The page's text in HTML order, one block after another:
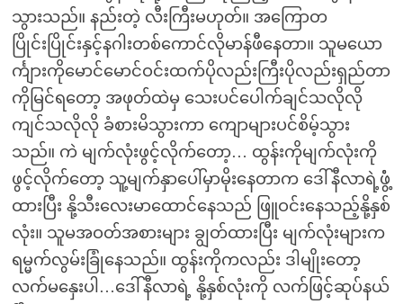
သွားသည်။ နည်းတဲ့ လီးကြီးမဟုတ်။ အကြောတ
ပြိုင်းပြိုင်းနှင့်နဂါးတစ်ကောင်လိုမာန်ဖီနေတာ။ သူမယော
င်္ကျားကိုမောင်မောင်ဝင်းထက်ပိုလည်းကြီးပိုလည်းရှည်တာ
ကိုမြင်ရတော့ အဖုတ်ထဲမှ သေးပင်ပေါက်ချင်သလိုလို
ကျင်သလိုလို ခံစားမိသွားကာ ကျောများပင်စိမ့်သွား
သည်။ ကဲ မျက်လုံးဖွင့်လိုက်တော့… ထွန်းကိုမျက်လုံးကို
ဖွင့်လိုက်တော့ သူ့မျက်နှာပေါ်မှာမိုးနေတာက ဒေါ်နီလာရဲ့ဖွံံ့
ထားပြီး နို့သီးလေးမာထောင်နေသည် ဖြူဝင်းနေသည့်နို့နှစ်
လုံး။ သူမအဝတ်အစားများ ချွတ်ထားပြီး မျက်လုံးများက
ရမ္မက်လွမ်းခြုံနေသည်။ ထွန်းကိုကလည်း ဒါမျိုးတော့
လက်မနှေးပါ…ဒေါ်နီလာရဲ့ နို့နှစ်လုံးကို လက်ဖြင့်ဆုပ်နယ်